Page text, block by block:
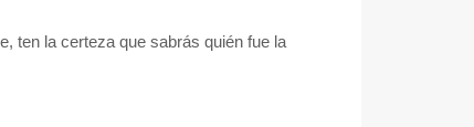
ten la certeza que sabrás quién fue la